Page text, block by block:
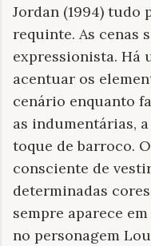
Jordan (1994) tudo
requinte. As cenas
expressionista. Há
acentuar os
cenário enquanto
as indumentárias,
toque de barroco.
consciente de
determinadas
sempre aparece
no personagem